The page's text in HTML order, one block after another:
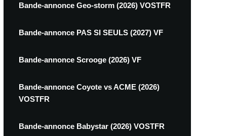
Bande-annonce Geo-storm (2026) VOSTFR
Bande-annonce PAS SI SEULS (2027) VF
Bande-annonce Scrooge (2026) VF
Bande-annonce Coyote vs ACME (2026)
VOSTFR
Bande-annonce Babystar (2026) VOSTFR